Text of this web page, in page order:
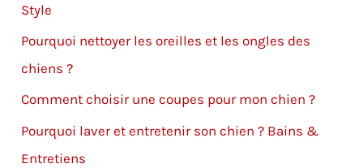
Style
Pourquoi nettoyer les oreilles et les ongles​ des
chiens ?
Comment choisir une coupes​ pour mon chien ?
Pourquoi laver et entretenir son chien ? Bains &
Entretiens